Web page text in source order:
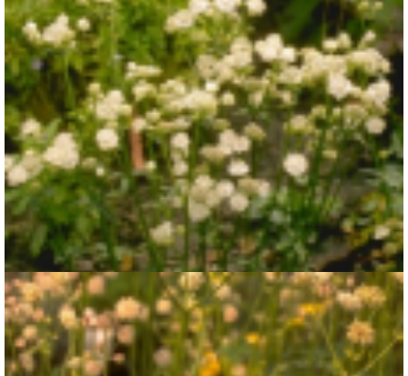
Zeeuws knoopje
Astrantia major 'Alba'